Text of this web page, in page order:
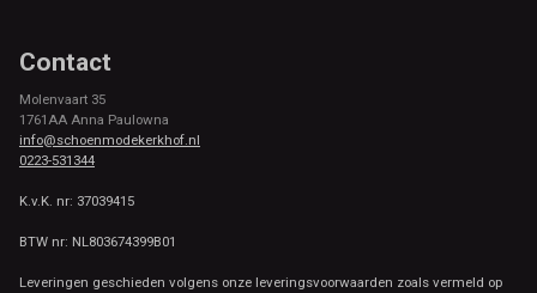
Contact
Molenvaart 35
1761AA Anna Paulowna
info@schoenmodekerkhof.nl
0223-531344
K.v.K. nr: 37039415
BTW nr: NL803674399B01
Leveringen geschieden volgens onze leveringsvoorwaarden zoals vermeld op